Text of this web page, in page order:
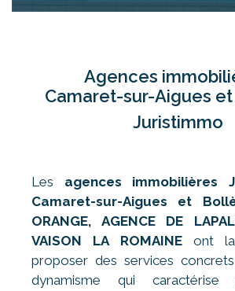
Agences
Camaret-sur-Aigues
Juristimmo
Les agences immobilières
Camaret-sur-Aigues
et
ORANGE, AGENCE DE
VAISON LA ROMAINE ont
proposer des services
dynamisme qui caractérise